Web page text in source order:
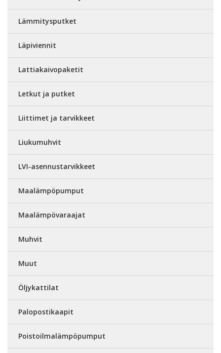
Lämmitysputket
Läpiviennit
Lattiakaivopaketit
Letkut ja putket
Liittimet ja tarvikkeet
Liukumuhvit
LVI-asennustarvikkeet
Maalämpöpumput
Maalämpövaraajat
Muhvit
Muut
Öljykattilat
Palopostikaapit
Poistoilmalämpöpumput